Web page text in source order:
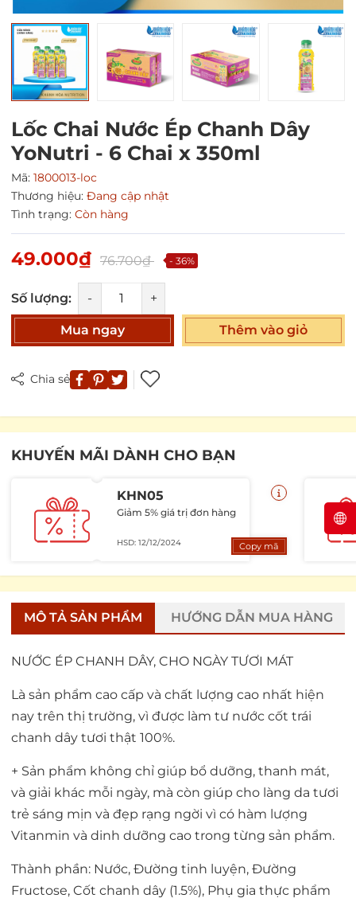
Lốc Chai Nước Ép Chanh Dây
YoNutri - 6 Chai x 350ml
Mã: 1800013-loc
Thương hiệu: Đang cập nhật
Tình trạng: Còn hàng
49.000₫ 76.700₫ - 36%
Số lượng: - +
Mua ngay Thêm vào giỏ
Chia sẻ
KHUYẾN MÃI DÀNH CHO BẠN
KHN05
Giảm 5% giá trị đơn hàng
HSD: 12/12/2024 Copy mã
Mã giảm giá:
Ngày hết hạn:
Điều kiện:
MÔ TẢ SẢN PHẨM HƯỚNG DẪN MUA HÀNG
NƯỚC ÉP CHANH DÂY, CHO NGÀY TƯƠI MÁT
Là sản phẩm cao cấp và chất lượng cao nhất hiện
nay trên thị trường, vì được làm tư nước cốt trái
chanh dây tươi thật 100%.
+ Sản phẩm không chỉ giúp bổ dưỡng, thanh mát,
và giải khác mỗi ngày, mà còn giúp cho làng da tươi
trẻ sáng mịn và đẹp rạng ngời vì có hàm lượng
Vitanmin và dinh dưỡng cao trong từng sản phẩm.
Thành phần: Nước, Đường tinh luyện, Đường
Fructose, Cốt chanh dây (1.5%), Phụ gia thực phẩm